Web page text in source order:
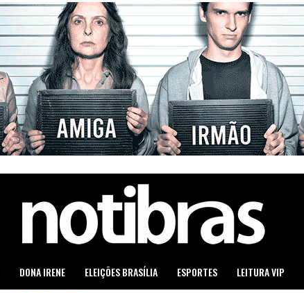
DONA IRENE ELEIÇÕES BRASÍLIA ESPORTES LEITURA VIP